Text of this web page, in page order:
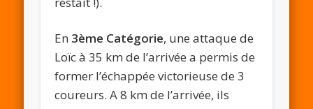
En 3ème Catégorie, une attaque de
Loïc à 35 km de l’arrivée a permis de
former l’échappée victorieuse de 3
coureurs. A 8 km de l’arrivée, ils